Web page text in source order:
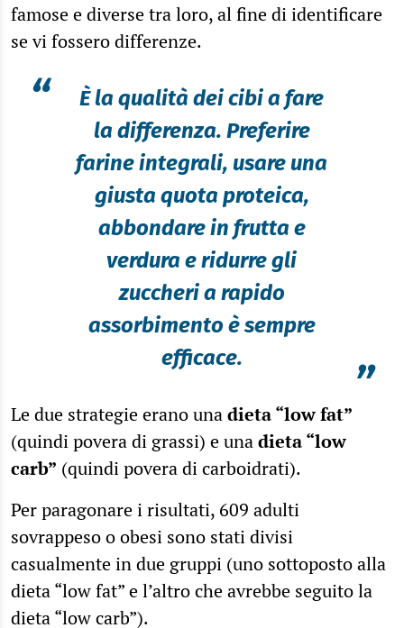
famose e diverse tra loro, al fine di identificare
se vi fossero differenze.
“
È la qualità dei cibi a fare
la differenza. Preferire
farine integrali, usare una
giusta quota proteica,
abbondare in frutta e
verdura e ridurre gli
zuccheri a rapido
assorbimento è sempre
efficace.
”
Le due strategie erano unadieta “low fat”
(quindi povera di grassi) e unadieta “low
carb” (quindi povera di carboidrati).
Per paragonare i risultati, 609 adulti
sovrappeso o obesi sono stati divisi
casualmente in due gruppi (uno sottoposto alla
dieta “low fat” e l’altro che avrebbe seguito la
dieta “low carb”).